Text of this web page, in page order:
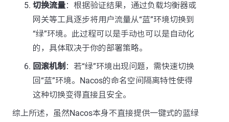
切换流量：根据验证结果，通过负载均衡器或
网关等工具逐步将用户流量从“蓝”环境切换到
“绿”环境。此过程可以是手动也可以是自动化
的，具体取决于你的部署策略。
回滚机制 ：若“绿”环境出现问题，需快速切换
回“蓝”环境。Nacos的命名空间隔离特性使得
这种切换变得直接且安全。
综上所述，虽然Nacos本身不直接提供一键式的蓝绿